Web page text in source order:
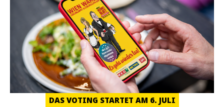
DAS VOTING STARTET AM 6. JULI